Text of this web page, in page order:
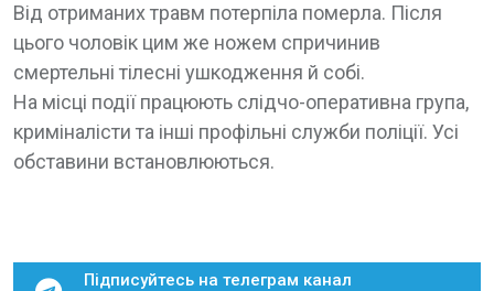
Від отриманих травм потерпіла померла. Після
цього чоловік цим же ножем спричинив
смертельні тілесні ушкодження й собі.
На місці події працюють слідчо-оперативна група,
криміналісти та інші профільні служби поліції. Усі
обставини встановлюються.
Підписуйтесь на телеграм канал